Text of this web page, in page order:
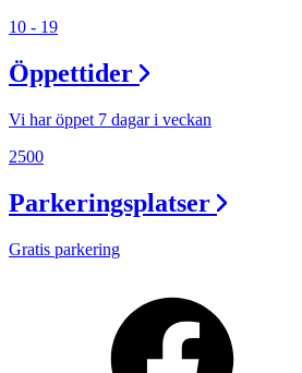
10 - 19
Öppettider
Vi har öppet 7 dagar i veckan
2500
Parkeringsplatser
Gratis parkering